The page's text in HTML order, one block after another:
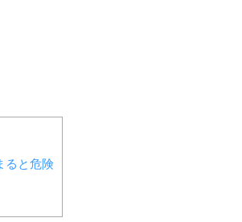
ると危険